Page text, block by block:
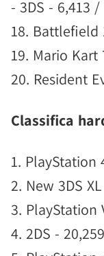
- 3DS - 6,413 /
18. Battlefield
19. Mario Kart
20. Resident
Classifica
1. PlayStation
2. New 3DS
3. PlayStation
4. 2DS - 20,259